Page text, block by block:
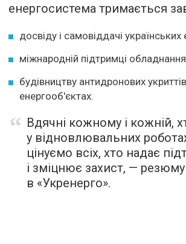
енергосистема тримається
досвіду і самовіддачі українських
міжнародній підтримці
будівництву антидронових
енергооб'єктах.
Вдячні кожному і кожній,
у відновлювальних
цінуємо всіх, хто надає
і зміцнює захист, —
в «Укренерго».